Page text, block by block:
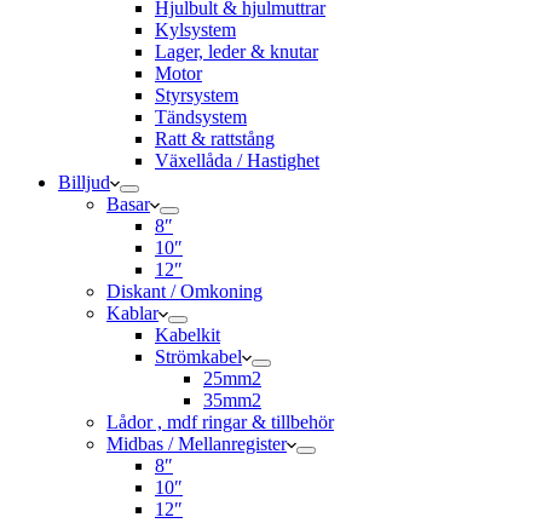
Hjulbult & hjulmuttrar
Kylsystem
Lager, leder & knutar
Motor
Styrsystem
Tändsystem
Ratt & rattstång
Växellåda / Hastighet
Billjud
Basar
8″
10″
12″
Diskant / Omkoning​
Kablar
Kabelkit
Strömkabel
25mm2
35mm2
Lådor , mdf ringar & tillbehör
Midbas / Mellanregister
8″
10″
12″